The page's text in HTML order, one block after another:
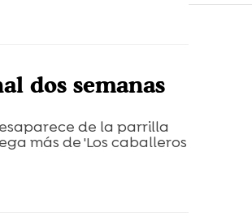
dos semanas
de la parrilla
más de 'Los caballeros